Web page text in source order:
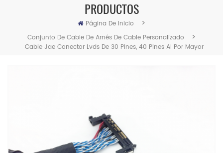
PRODUCTOS
Página De Inicio >
Conjunto De Cable De Arnés De Cable Personalizado >
Cable Jae Conector Lvds De 30 Pines, 40 Pines Al Por Mayor